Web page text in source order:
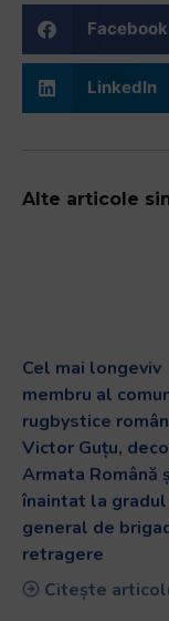
Facebook
LinkedIn
Alte articole
Cel mai longeviv
membru al
rugbystice
Victor Guțu,
Armata Română
înaintat la
general de
retragere
Citește